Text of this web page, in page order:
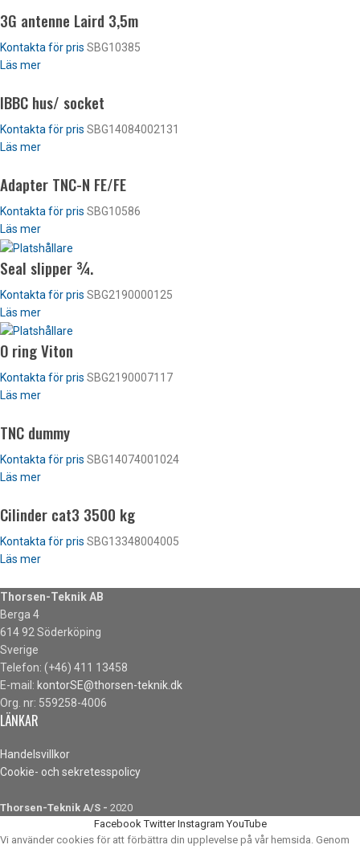
3G antenne Laird 3,5m
Kontakta för pris SBG10385
Läs mer
IBBC hus/ socket
Kontakta för pris SBG14084002131
Läs mer
Adapter TNC-N FE/FE
Kontakta för pris SBG10586
Läs mer
Seal slipper ¾.
Kontakta för pris SBG2190000125
Läs mer
O ring Viton
Kontakta för pris SBG2190007117
Läs mer
TNC dummy
Kontakta för pris SBG14074001024
Läs mer
Cilinder cat3 3500 kg
Kontakta för pris SBG13348004005
Läs mer
Thorsen-Teknik AB
Berga 4
614 92 Söderköping
Sverige
Telefon: (+46) 411 13458
E-mail: kontorSE@thorsen-teknik.dk
Org. nr: 559258-4006
LÄNKAR
Handelsvillkor
Cookie- och sekretesspolicy
Thorsen-Teknik A/S - 2020
Facebook Twitter Instagram YouTube
Vi använder cookies för att förbättra din upplevelse på vår hemsida. Genom